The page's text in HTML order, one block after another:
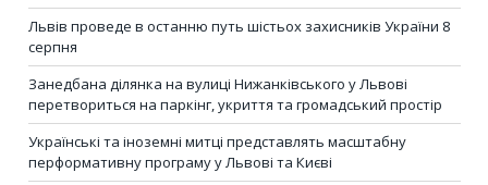
Львів проведе в останню путь шістьох захисників України 8
серпня
Занедбана ділянка на вулиці Нижанківського у Львові
перетвориться на паркінг, укриття та громадський простір
Українські та іноземні митці представлять масштабну
перформативну програму у Львові та Києві